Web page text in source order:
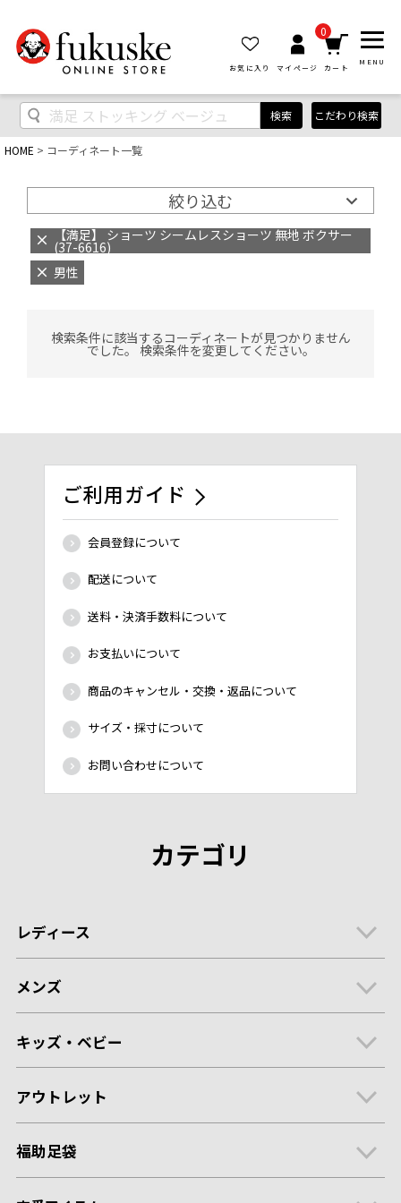
お気に入り マイページ
0
カート
MENU
検索 こだわり検索
HOME コーディネート一覧
絞り込む
【満足】 ショーツ シームレスショーツ 無地 ボクサー
(37-6616)
男性
検索条件に該当するコーディネートが見つかりません
でした。 検索条件を変更してください。
ご利用ガイド
会員登録について
配送について
送料・決済手数料について
お支払いについて
商品のキャンセル・交換・返品について
サイズ・採寸について
お問い合わせについて
カテゴリ
レディース
メンズ
キッズ・ベビー
アウトレット
福助足袋